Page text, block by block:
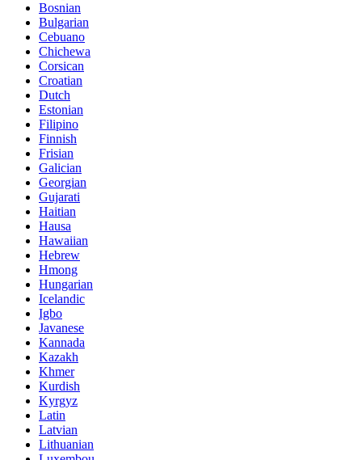
Bosnian
Bulgarian
Cebuano
Chichewa
Corsican
Croatian
Dutch
Estonian
Filipino
Finnish
Frisian
Galician
Georgian
Gujarati
Haitian
Hausa
Hawaiian
Hebrew
Hmong
Hungarian
Icelandic
Igbo
Javanese
Kannada
Kazakh
Khmer
Kurdish
Kyrgyz
Latin
Latvian
Lithuanian